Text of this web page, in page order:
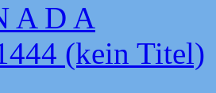
A D A
(kein Titel)